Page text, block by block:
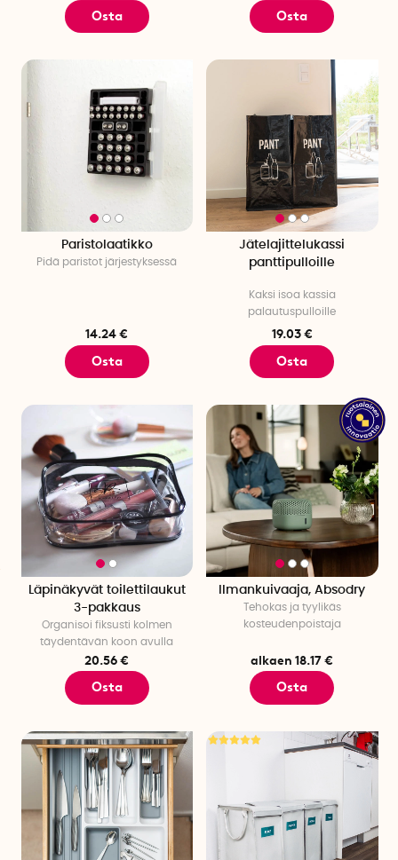
Osta Osta
Paristolaatikko
Pidä paristot järjestyksessä
14.24 €
Osta
Jätelajittelukassi
panttipulloille
Kaksi isoa kassia
palautuspulloille
19.03 €
Osta
Läpinäkyvät toilettilaukut
3-pakkaus
Organisoi fiksusti kolmen
täydentävän koon avulla
20.56 €
Osta
Ilmankuivaaja, Absodry
Tehokas ja tyylikäs
kosteudenpoistaja
alkaen 18.17 €
Osta